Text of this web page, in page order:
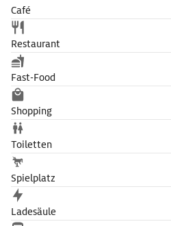
Café
Restaurant
Fast-Food
Shopping
Toiletten
Spielplatz
Ladesäule